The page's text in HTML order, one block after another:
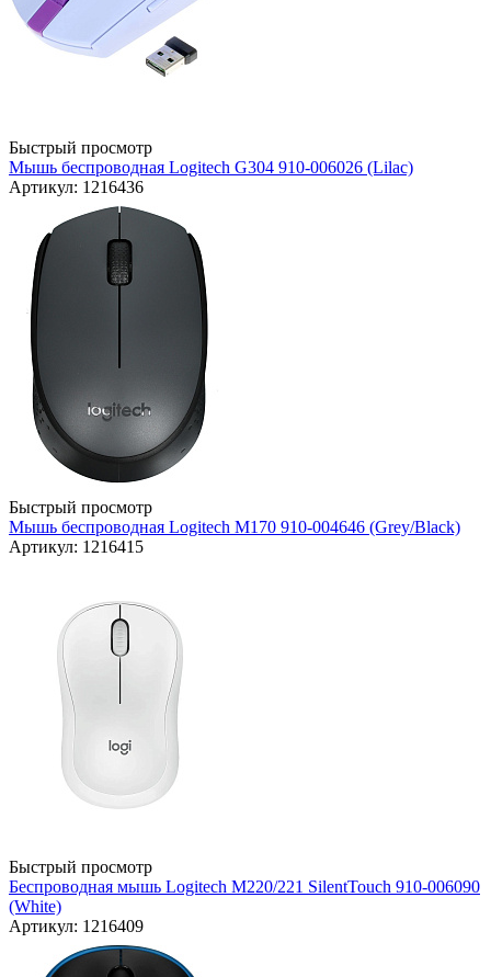
Быстрый просмотр
Мышь беспроводная Logitech G304 910-006026 (Lilac)
Артикул: 1216436
Быстрый просмотр
Мышь беспроводная Logitech M170 910-004646 (Grey/Black)
Артикул: 1216415
Быстрый просмотр
Беспроводная мышь Logitech M220/221 SilentTouch 910-006090
(White)
Артикул: 1216409